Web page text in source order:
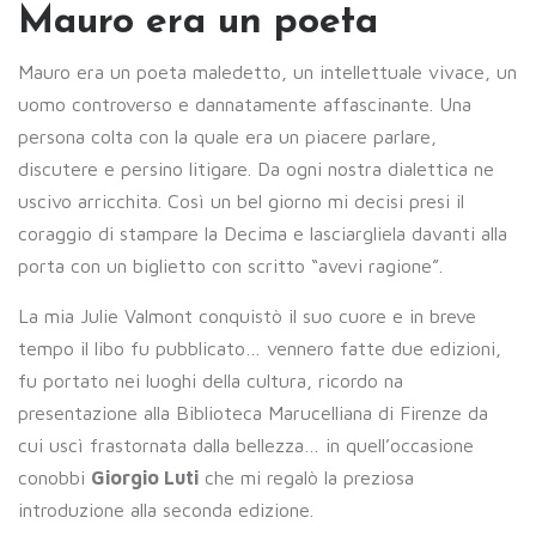
Mauro era un poeta
Mauro era un poeta maledetto, un intellettuale vivace, un
uomo controverso e dannatamente affascinante. Una
persona colta con la quale era un piacere parlare,
discutere e persino litigare. Da ogni nostra dialettica ne
uscivo arricchita. Così un bel giorno mi decisi presi il
coraggio di stampare la Decima e lasciargliela davanti alla
porta con un biglietto con scritto “avevi ragione”.
La mia Julie Valmont conquistò il suo cuore e in breve
tempo il libo fu pubblicato… vennero fatte due edizioni,
fu portato nei luoghi della cultura, ricordo na
presentazione alla Biblioteca Marucelliana di Firenze da
cui uscì frastornata dalla bellezza… in quell’occasione
conobbi Giorgio Luti che mi regalò la preziosa
introduzione alla seconda edizione.